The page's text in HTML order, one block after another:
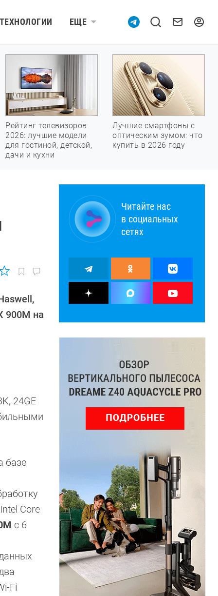
ТЕХНОЛОГИИ ЕЩЕ
Рейтинг телевизоров
2026: лучшие модели
для гостиной, детской,
дачи и кухни
Лучшие смартфоны с
оптическим зумом: что
купить в 2026 году
900M на
24GE
базе
Core
с 6
Fi
Читайте нас
в социальных
сетях